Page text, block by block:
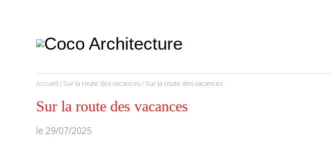
urbanisme,
etc.
Accueil / Sur la route des vacances/ Sur la route des vacances
Sur la route des vacances
le 29/07/2025